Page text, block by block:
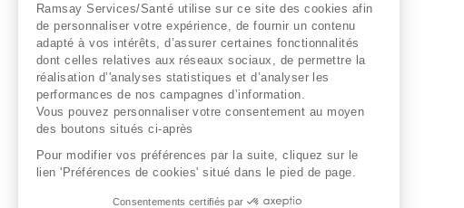
Ramsay Services/Santé utilise sur ce site des cookies afin
de personnaliser votre expérience, de fournir un contenu
adapté à vos intérêts, d’assurer certaines fonctionnalités
dont celles relatives aux réseaux sociaux, de permettre la
réalisation d’'analyses statistiques et d’analyser les
performances de nos campagnes d’information.
Vous pouvez personnaliser votre consentement au moyen
des boutons situés ci-après
Pour modifier vos préférences par la suite, cliquez sur le
lien 'Préférences de cookies' situé dans le pied de page.
Consentements certifiés par